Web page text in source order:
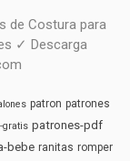
de Costura para
✓ Descarga
patron patrones
gratis patrones-pdf
bebe ranitas romper